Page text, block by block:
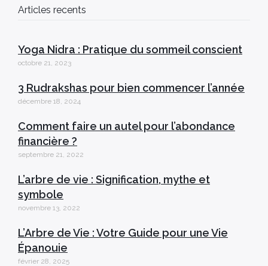
Articles recents
Yoga Nidra : Pratique du sommeil conscient
octobre 21, 2023
3 Rudrakshas pour bien commencer l’année
décembre 18, 2024
Comment faire un autel pour l’abondance
financière ?
septembre 21, 2022
L’arbre de vie : Signification, mythe et
symbole
novembre 13, 2022
L’Arbre de Vie : Votre Guide pour une Vie
Épanouie
février 28, 2025